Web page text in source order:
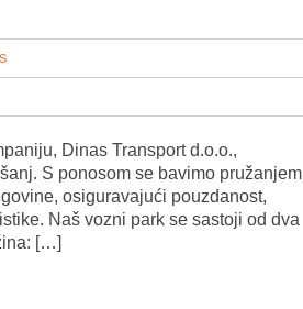
Dinas Transport d.o.o.,
S ponosom se bavimo pružanjem
osiguravajući pouzdanost,
Naš vozni park se sastoji od dva
[…]